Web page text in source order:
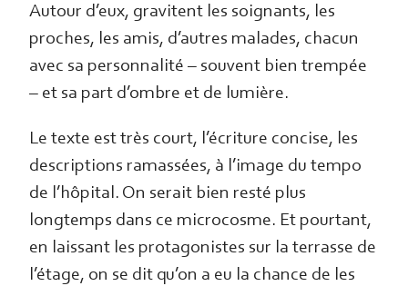
Autour d’eux, gravitent les soignants, les
proches, les amis, d’autres malades, chacun
avec sa personnalité – souvent bien trempée
– et sa part d’ombre et de lumière.
Le texte est très court, l’écriture concise, les
descriptions ramassées, à l’image du tempo
de l’hôpital. On serait bien resté plus
longtemps dans ce microcosme. Et pourtant,
en laissant les protagonistes sur la terrasse de
l’étage, on se dit qu’on a eu la chance de les